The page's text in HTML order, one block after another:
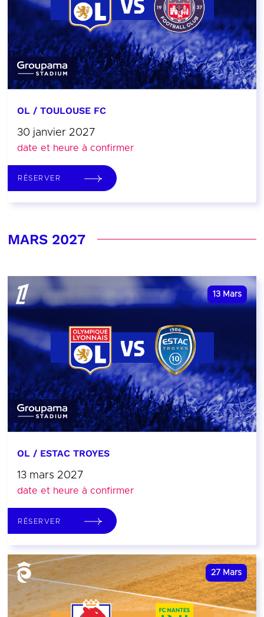
OL / TOULOUSE FC
30 janvier 2027
date et heure à confirmer
RÉSERVER
MARS 2027
13 Mars
OL / ESTAC TROYES
13 mars 2027
date et heure à confirmer
RÉSERVER
27 Mars